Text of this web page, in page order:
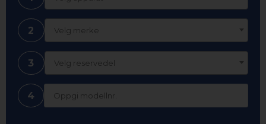
2 Velg merke
3 Velg reservedel
4